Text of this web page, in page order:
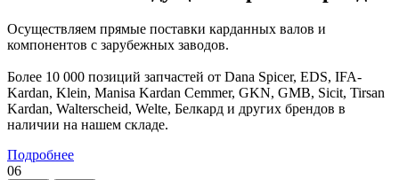
Осуществляем прямые поставки карданных валов и
компонентов с зарубежных заводов.
Более 10 000 позиций запчастей от Dana Spicer, EDS, IFA-
Kardan, Klein, Manisa Kardan Cemmer, GKN, GMB, Sicit, Tirsan
Kardan, Walterscheid, Welte, Белкард и других брендов в
наличии на нашем складе.
Подробнее
06